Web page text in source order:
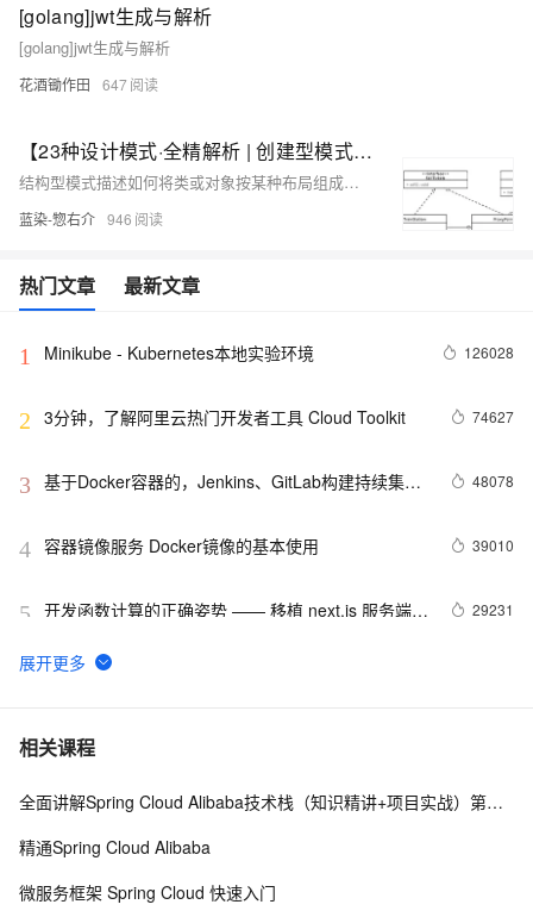
[golang]jwt生成与解析
[golang]jwt生成与解析
花酒锄作田 647
【23种设计模式·全精解析 | 创建型模式篇】5种创建型模式的结构概述、实现、优缺点、扩展、使用场景、源码解析
结构型模式描述如何将类或对象按某种布局组成更大的结构。它分为类结构型模式和对象结构型模式，前者采用继承机制来组织接口和类，后者釆用组合或聚合来组合对象。由于组合关系或聚合关系比继承关系耦合度低，满足“合成复用原则”，所以对象结构型模式比类结构型模式具有更大的灵活性。 结构型模式分为以下 7 种： • 代理模式 • 适配器模式 • 装饰者模式 • 桥接模式 • 外观模式 • 组合模式 • 享元模式
蓝染-惣右介 946
热门文章 最新文章
1 Minikube - Kubernetes本地实验环境 126028
2 3分钟，了解阿里云热门开发者工具 Cloud Toolkit 74627
3 基于Docker容器的，Jenkins、GitLab构建持续集成
48078
4 容器镜像服务 Docker镜像的基本使用 39010
5 开发函数计算的正确姿势 —— 移植 next.js 服务端渲
29231
6
利用Docker和阿里云容器服务轻松搭建TensorFlow
7 Kafka、RabbitMQ、RocketMQ消息中间件的对比
8 在阿里云容器服务上创建一个spring boot应用 20679
AHAS 发布重大新特性
相关课程
全面讲解Spring Cloud Alibaba技术栈（知识精讲+项目实战）第三阶段
精通Spring Cloud Alibaba
微服务框架 Spring Cloud 快速入门